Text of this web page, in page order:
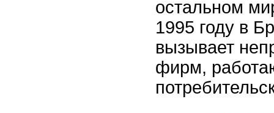
остальном
1995 году в
вызывает
фирм,